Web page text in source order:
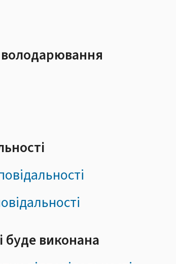
буде виконана